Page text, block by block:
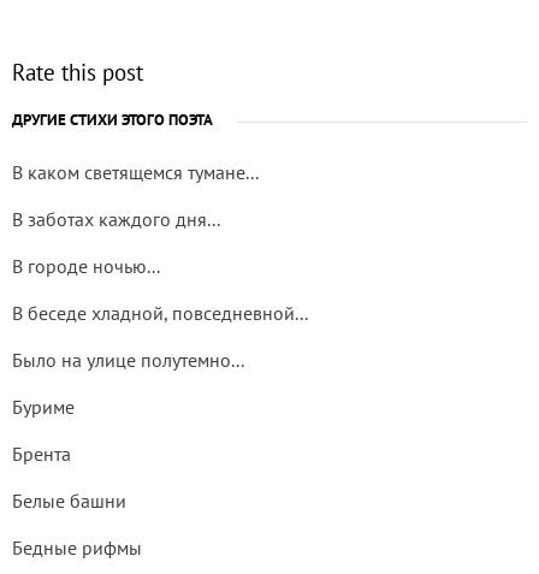
Rate this post
ДРУГИЕ СТИХИ ЭТОГО ПОЭТА
В каком светящемся тумане...
В заботах каждого дня...
В городе ночью...
В беседе хладной, повседневной...
Было на улице полутемно...
Буриме
Брента
Белые башни
Бедные рифмы